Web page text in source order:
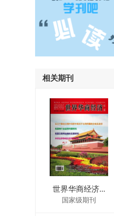
相关期刊
世界华商经济...
国家级期刊